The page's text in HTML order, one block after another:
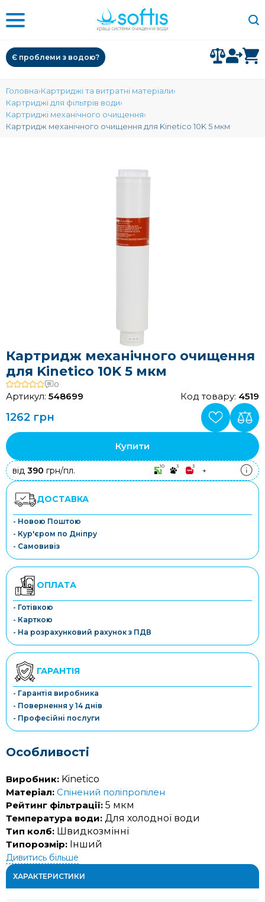
Є проблеми з водою?
Головна Картриджі та витратні матеріали
Картриджі для фільтрів води
Картриджі механічного очищення
Картридж механічного очищення для Kinetico 10K 5 мкм
Картридж механічного очищення
для Kinetico 10K 5 мкм
0
Артикул: 548699 Код товару: 4519
1262 грн
Купити
від 390 грн/пл. 10 3 3 +
ДОСТАВКА
- Новою Поштою
- Кур'єром по Дніпру
- Самовивіз
ОПЛАТА
- Готівкою
- Карткою
- На розрахунковий рахунок з ПДВ
ГАРАНТІЯ
- Гарантія виробника
- Повернення у 14 днів
- Професійні послуги
Особливості
Виробник: Kinetico
Матеріал: Спінений поліпропілен
Рейтинг фільтрації: 5 мкм
Температура води: Для холодної води
Тип колб: Швидкозмінні
Типорозмір: Інший
Дивитись більше
ХАРАКТЕРИСТИКИ